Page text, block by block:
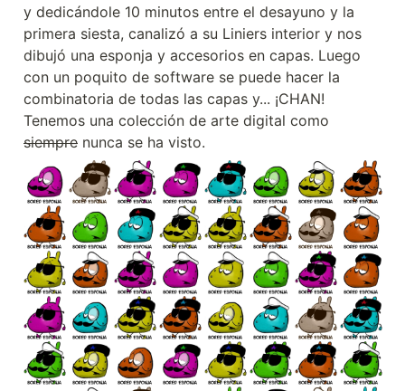
y dedicándole 10 minutos entre el desayuno y la
primera siesta, canalizó a su Liniers interior y nos
dibujó una esponja y accesorios en capas. Luego
con un poquito de software se puede hacer la
combinatoria de todas las capas y... ¡CHAN!
siempre nunca se ha visto.